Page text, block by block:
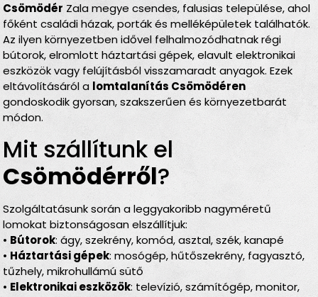
Csömödér Zala megye csendes, falusias települése, ahol
főként családi házak, porták és melléképületek találhatók.
Az ilyen környezetben idővel felhalmozódhatnak régi
bútorok, elromlott háztartási gépek, elavult elektronikai
eszközök vagy felújításból visszamaradt anyagok. Ezek
eltávolításáról a lomtalanítás Csömödéren
gondoskodik gyorsan, szakszerűen és környezetbarát
módon.
Mit szállítunk el
Csömödérről?
Szolgáltatásunk során a leggyakoribb nagyméretű
lomokat biztonságosan elszállítjuk:
• Bútorok: ágy, szekrény, komód, asztal, szék, kanapé
• Háztartási gépek: mosógép, hűtőszekrény, fagyasztó,
tűzhely, mikrohullámú sütő
• Elektronikai eszközök: televízió, számítógép, monitor,